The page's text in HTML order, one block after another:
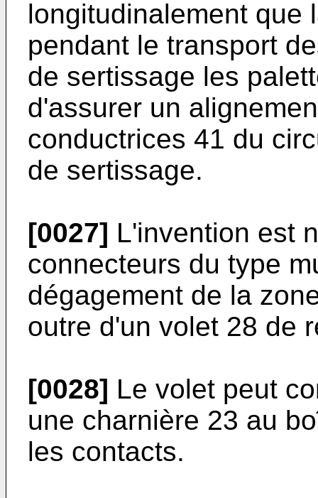
longitudinalement que
pendant le transport
de sertissage les
d'assurer un
conductrices 41 du
de sertissage.
[0027] L'invention est
connecteurs du type
dégagement de la
outre d'un volet 28 de
[0028] Le volet peut
une charnière 23 au
les contacts.